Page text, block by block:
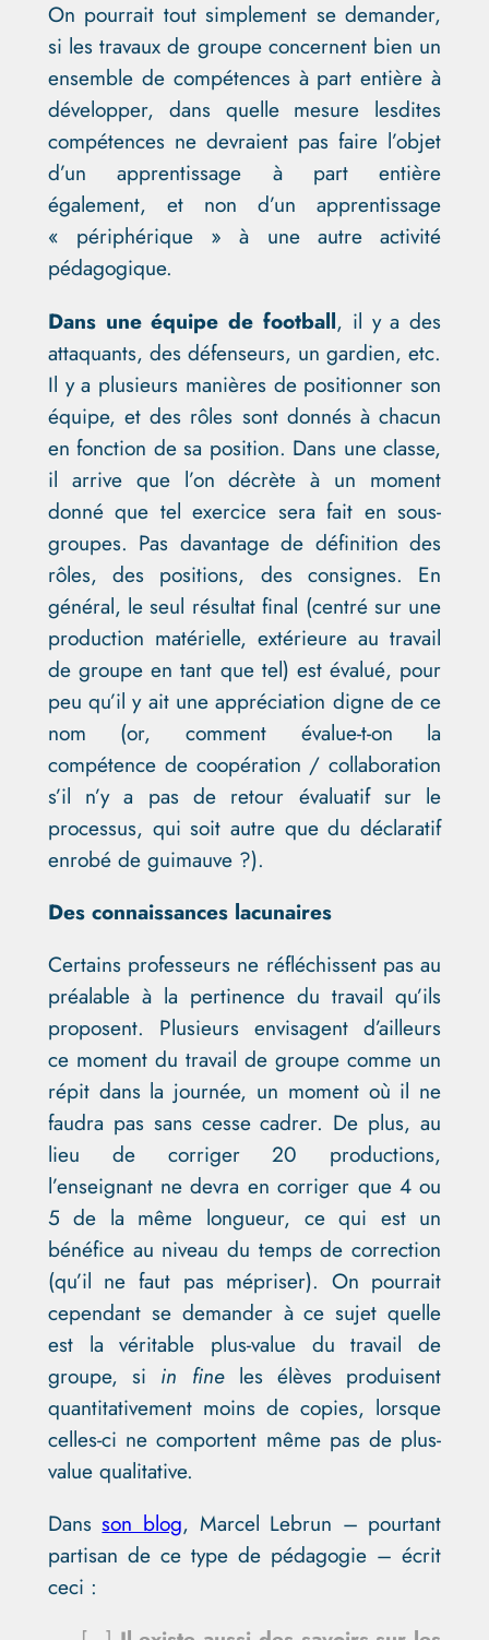
On pourrait tout simplement se demander,
si les travaux de groupe concernent bien un
ensemble de compétences à part entière à
développer, dans quelle mesure lesdites
compétences ne devraient pas faire l’objet
d’un apprentissage à part entière
également, et non d’un apprentissage
« périphérique » à une autre activité
pédagogique.
Dans une équipe de football, il y a des
attaquants, des défenseurs, un gardien, etc.
Il y a plusieurs manières de positionner son
équipe, et des rôles sont donnés à chacun
en fonction de sa position. Dans une classe,
il arrive que l’on décrète à un moment
donné que tel exercice sera fait en sous-
groupes. Pas davantage de définition des
rôles, des positions, des consignes. En
général, le seul résultat final (centré sur une
production matérielle, extérieure au travail
de groupe en tant que tel) est évalué, pour
peu qu’il y ait une appréciation digne de ce
nom (or, comment évalue-t-on la
compétence de coopération / collaboration
s’il n’y a pas de retour évaluatif sur le
processus, qui soit autre que du déclaratif
enrobé de guimauve ?).
Des connaissances lacunaires
Certains professeurs ne réfléchissent pas au
préalable à la pertinence du travail qu’ils
proposent. Plusieurs envisagent d’ailleurs
ce moment du travail de groupe comme un
répit dans la journée, un moment où il ne
faudra pas sans cesse cadrer. De plus, au
lieu de corriger 20 productions,
l’enseignant ne devra en corriger que 4 ou
5 de la même longueur, ce qui est un
bénéfice au niveau du temps de correction
(qu’il ne faut pas mépriser). On pourrait
cependant se demander à ce sujet quelle
est la véritable plus-value du travail de
groupe, si in fineles élèves produisent
quantitativement moins de copies, lorsque
celles-ci ne comportent même pas de plus-
value qualitative.
Dansson blog, Marcel Lebrun – pourtant
partisan de ce type de pédagogie – écrit
ceci :